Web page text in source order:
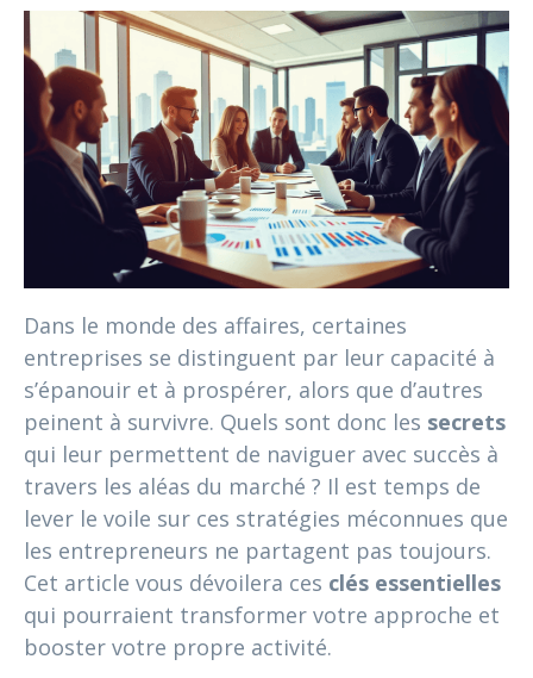
Dans le monde des affaires, certaines
entreprises se distinguent par leur capacité à
s’épanouir et à prospérer, alors que d’autres
peinent à survivre. Quels sont donc les secrets
qui leur permettent de naviguer avec succès à
travers les aléas du marché ? Il est temps de
lever le voile sur ces stratégies méconnues que
les entrepreneurs ne partagent pas toujours.
Cet article vous dévoilera ces clés essentielles
qui pourraient transformer votre approche et
booster votre propre activité.